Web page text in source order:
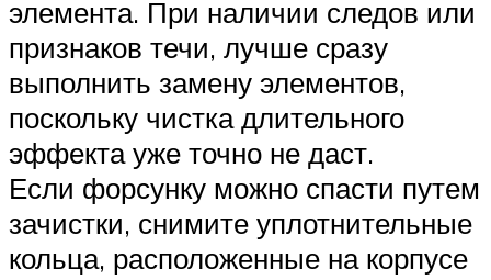
элемента. При наличии следов или
признаков течи, лучше сразу
выполнить замену элементов,
поскольку чистка длительного
эффекта уже точно не даст.
Если форсунку можно спасти путем
зачистки, снимите уплотнительные
кольца, расположенные на корпусе